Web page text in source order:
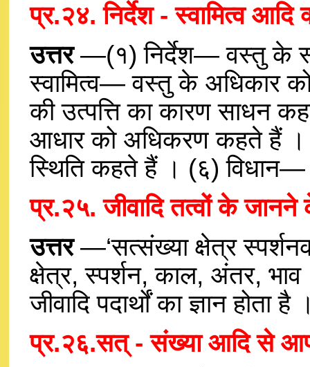
प्र.२४. निर्देश - स्वामित्व
उत्तर—(१) निर्देश— वस्तु के
स्वामित्व— वस्तु के अधिकार
की उत्पत्ति का कारण साधन
आधार को अधिकरण कहते हैं
स्थिति कहते हैं । (६)
प्र.२५. जीवादि तत्वों के
उत्तर—‘सत्संख्या क्षेत्र
क्षेत्र, स्पर्शन, काल, अंतर,
जीवादि पदार्थों का ज्ञान होता है
प्र.२६.सत् - संख्या आदि से